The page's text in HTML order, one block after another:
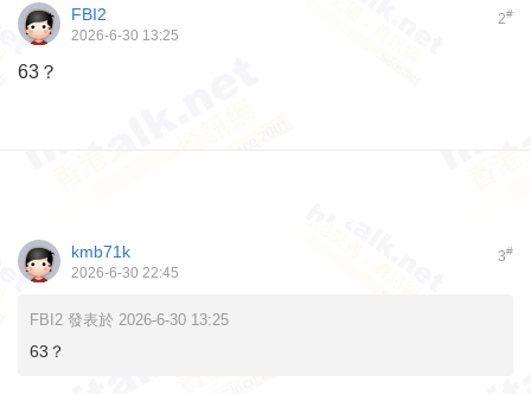
2#
FBI2
2026-6-30 13:25
63？
3#
kmb71k
2026-6-30 22:45
FBI2 發表於 2026-6-30 13:25
63？